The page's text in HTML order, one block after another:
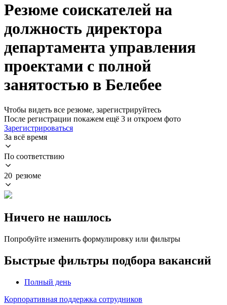
Резюме соискателей на
должность директора
департамента управления
проектами с полной
занятостью в Белебее
Чтобы видеть все резюме, зарегистрируйтесь
После регистрации покажем ещё 3 и откроем фото
Зарегистрироваться
За всё время
По соответствию
20 резюме
Ничего не нашлось
Попробуйте изменить формулировку или фильтры
Быстрые фильтры подбора вакансий
Полный день
Корпоративная поддержка сотрудников